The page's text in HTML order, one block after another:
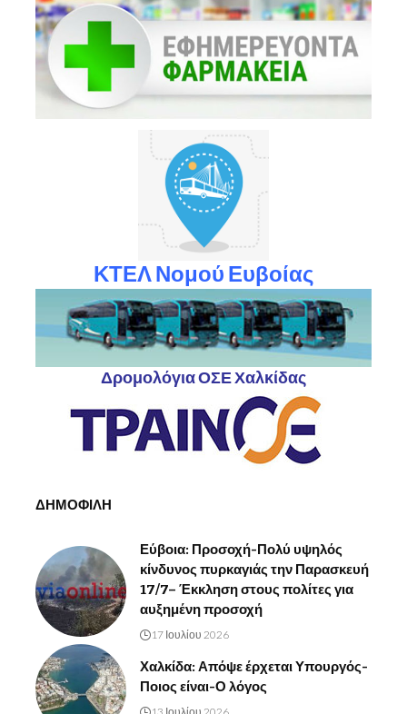
ΚΤΕΛ Νομού Ευβοίας
Δρομολόγια ΟΣΕ Χαλκίδας
ΔΗΜΟΦΙΛΗ
Εύβοια: Προσοχή-Πολύ υψηλός
κίνδυνος πυρκαγιάς την Παρασκευή
17/7– Έκκληση στους πολίτες για
αυξημένη προσοχή
17 Ιουλίου 2026
Χαλκίδα: Απόψε έρχεται Υπουργός-
Ποιος είναι-Ο λόγος